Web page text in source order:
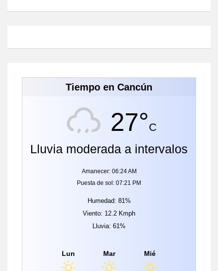
Tiempo en Cancún
27°C
Lluvia moderada a intervalos
Amanecer: 06:24 AM
Puesta de sol: 07:21 PM
Humedad: 81%
Viento: 12.2 Kmph
Lluvia: 61%
Lun Mar Mié